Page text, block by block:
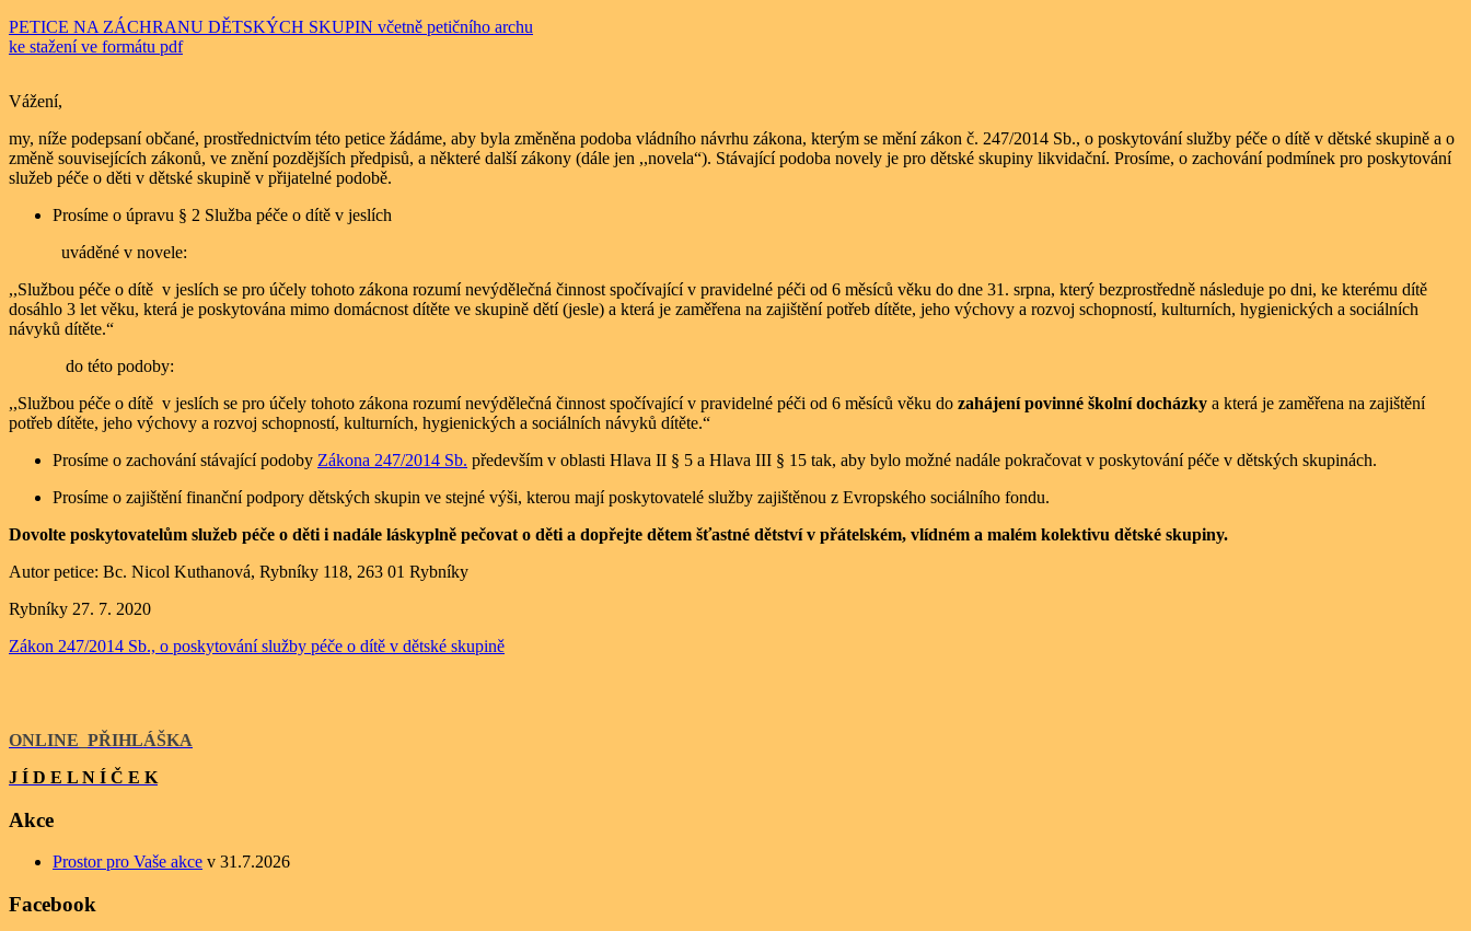
PETICE NA ZÁCHRANU DĚTSKÝCH SKUPIN včetně petičního archu
ke stažení ve formátu pdf
Vážení,
my, níže podepsaní občané, prostřednictvím této petice žádáme, aby byla změněna podoba vládního návrhu zákona, kterým se mění zákon č. 247/2014 Sb., o poskytování služby péče o dítě v dětské skupině a o
změně souvisejících zákonů, ve znění pozdějších předpisů, a některé další zákony (dále jen ,,novela“). Stávající podoba novely je pro dětské skupiny likvidační. Prosíme, o zachování podmínek pro poskytování
služeb péče o děti v dětské skupině v přijatelné podobě.
Prosíme o úpravu § 2 Služba péče o dítě v jeslích
uváděné v novele:
,,Službou péče o dítě v jeslích se pro účely tohoto zákona rozumí nevýdělečná činnost spočívající v pravidelné péči od 6 měsíců věku do dne 31. srpna, který bezprostředně následuje po dni, ke kterému dítě
dosáhlo 3 let věku, která je poskytována mimo domácnost dítěte ve skupině dětí (jesle) a která je zaměřena na zajištění potřeb dítěte, jeho výchovy a rozvoj schopností, kulturních, hygienických a sociálních
návyků dítěte.“
do této podoby:
,,Službou péče o dítě v jeslích se pro účely tohoto zákona rozumí nevýdělečná činnost spočívající v pravidelné péči od 6 měsíců věku do zahájení povinné školní docházky a která je zaměřena na zajištění
potřeb dítěte, jeho výchovy a rozvoj schopností, kulturních, hygienických a sociálních návyků dítěte.“
Prosíme o zachování stávající podoby Zákona 247/2014 Sb. především v oblasti Hlava II § 5 a Hlava III § 15 tak, aby bylo možné nadále pokračovat v poskytování péče v dětských skupinách.
Prosíme o zajištění finanční podpory dětských skupin ve stejné výši, kterou mají poskytovatelé služby zajištěnou z Evropského sociálního fondu.
Dovolte poskytovatelům služeb péče o děti i nadále láskyplně pečovat o děti a dopřejte dětem šťastné dětství v přátelském, vlídném a malém kolektivu dětské skupiny.
Autor petice: Bc. Nicol Kuthanová, Rybníky 118, 263 01 Rybníky
Rybníky 27. 7. 2020
Zákon 247/2014 Sb., o poskytování služby péče o dítě v dětské skupině
ONLINE PŘIHLÁŠKA
J Í D E L N Í Č E K
Akce
Prostor pro Vaše akce v 31.7.2026
Facebook